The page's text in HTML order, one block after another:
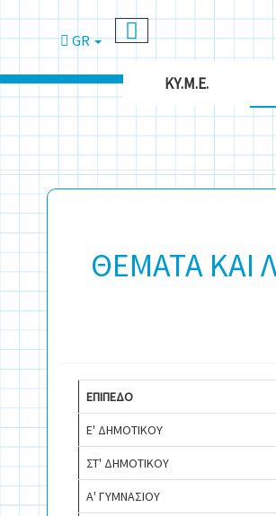
GR
ΚΥ.Μ.Ε.
ΘΕΜΑΤΑ ΚΑΙ
ΕΠΙΠΕΔΟ
Ε' ΔΗΜΟΤΙΚΟΥ
ΣΤ' ΔΗΜΟΤΙΚΟΥ
Α' ΓΥΜΝΑΣΙΟΥ